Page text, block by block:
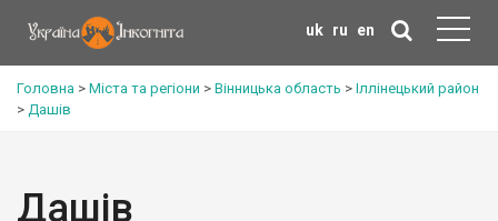
uk ru en
Головна > Міста та регіони > Вінницька область > Іллінецький район
> Дашів
Дашів